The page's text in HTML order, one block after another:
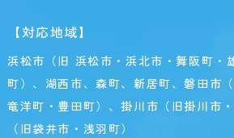
【対応地域】
浜松市（旧 浜松市・浜北市・舞阪町・
町）、湖西市、森町、新居町、磐田市
竜洋町・豊田町）、掛川市（旧掛川市
（旧袋井市・浅羽町）